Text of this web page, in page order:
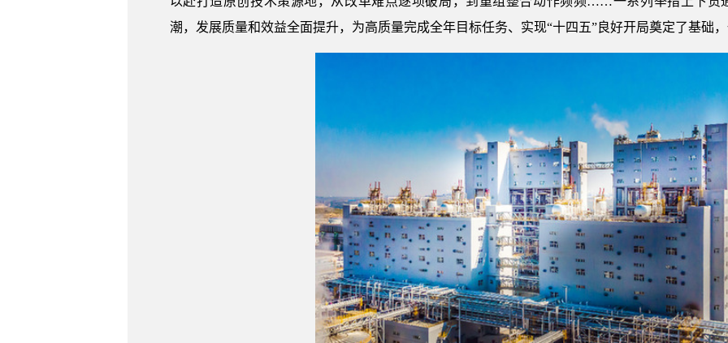
潮，发展质量和效益全面提升，为高质量完成全年目标任务、实现“十四五”良好开局奠定了基础